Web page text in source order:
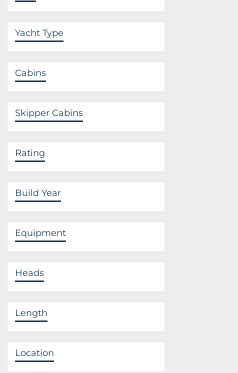
Yacht Type
Cabins
Skipper Cabins
Rating
Build Year
Equipment
Heads
Length
Location